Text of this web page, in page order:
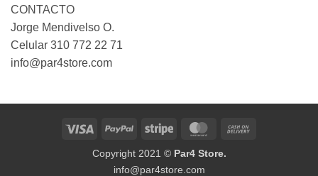
CONTACTO
Jorge Mendivelso O.
Celular 310 772 22 71
info@par4store.com
Visa PayPal Stripe MasterCard
Copyright 2021 © Par4 Store.
info@par4store.com